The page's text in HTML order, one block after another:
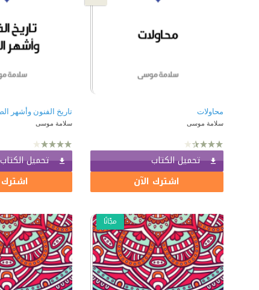
محاولات
سلامة موسى
تحميل الكتاب
اشترك الآن
تاريخ الفنون وأشهر
سلامة موسى
تحميل الكتاب
اشترك
مجّانًا